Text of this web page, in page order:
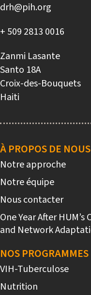
drh@pih.org
+ 509 2813 0016
Zanmi Lasante
Santo 18A
Croix-des-Bouquets
Haiti
navigation
À PROPOS DE NOUS
Notre approche
Notre équipe
Nous contacter
One Year After
and Network
NOS PROGRAMMES
VIH-Tuberculose
Nutrition